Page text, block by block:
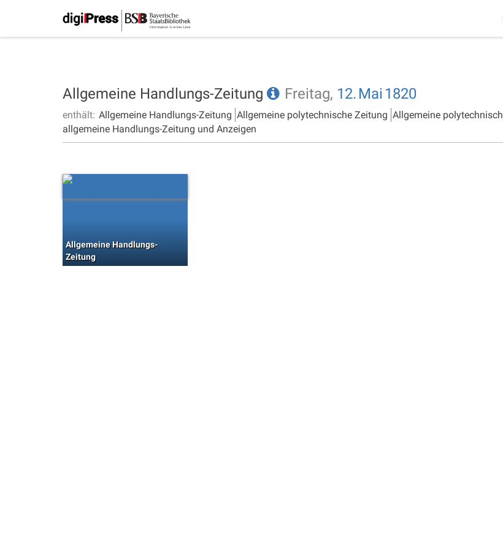
Allgemeine Handlungs-Zeitung Freitag, 12. Mai 1820
enthält: Allgemeine Handlungs-Zeitung Allgemeine polytechnische Zeitung Allgemeine
allgemeine Handlungs-Zeitung und Anzeigen
Allgemeine Handlungs-
Zeitung